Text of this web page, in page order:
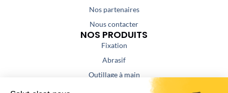
Nos partenaires
Nous contacter
NOS PRODUITS
Fixation
Abrasif
Outillage à main